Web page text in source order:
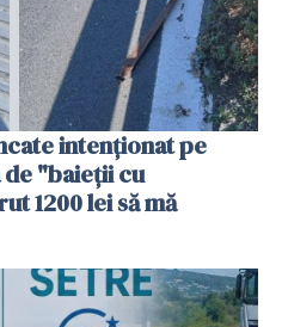
intenționat pe
de "baieții cu
1200 lei să mă